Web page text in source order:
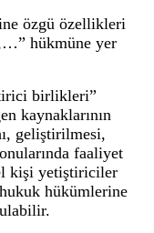
özgü özellikleri
hükmüne yer
birlikleri”
kaynaklarının
geliştirilmesi,
faaliyet
kişi yetiştiriciler
hükümlerine